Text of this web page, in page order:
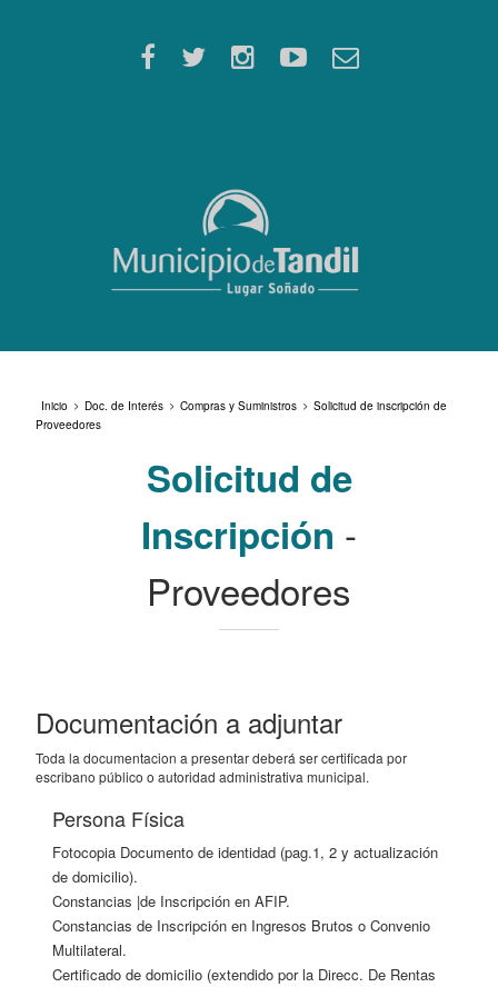
Inicio Doc. de Interés Compras y Suministros
Solicitud de inscripción de
Proveedores
Solicitud de
Inscripción -
Proveedores
Documentación a adjuntar
Toda la documentacion a presentar deberá ser certificada por
escribano público o autoridad administrativa municipal.
Persona Física
Fotocopia Documento de identidad (pag.1, 2 y actualización
de domicilio).
Constancias |de Inscripción en AFIP.
Constancias de Inscripción en Ingresos Brutos o Convenio
Multilateral.
Certificado de domicilio (extendido por la Direcc. De Rentas